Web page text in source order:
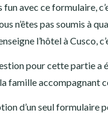
fun avec ce formulaire,
n’êtes pas soumis à
l’hôtel à Cusco,
pour cette partie a
famille accompagnant
d’un seul